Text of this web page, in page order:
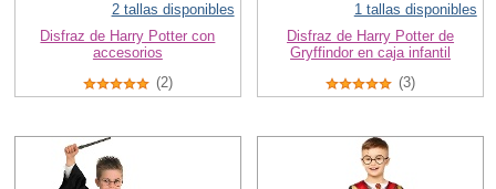
2 tallas disponibles
Disfraz de Harry Potter con
accesorios
(2)
1 tallas disponibles
Disfraz de Harry Potter de
Gryffindor en caja infantil
(3)